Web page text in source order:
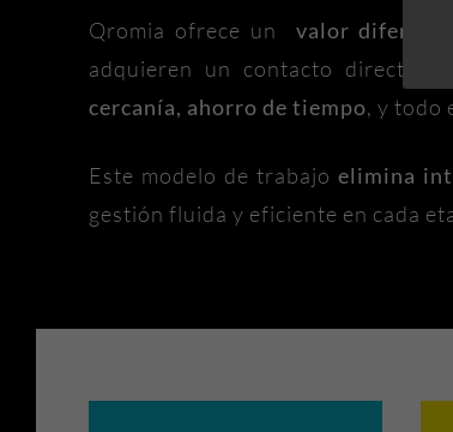
Qromia ofrece un valor
adquieren un contacto directo
cercanía, ahorro de tiempo, y todo
Este modelo de trabajoelimina
gestión fluida y eficiente en cada